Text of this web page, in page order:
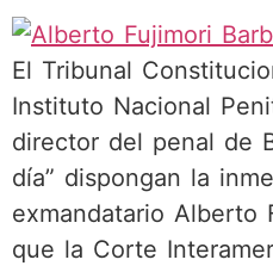
El Tribunal
Instituto Nacional
director del penal de
día” dispongan la
exmandatario Alberto
que la Corte